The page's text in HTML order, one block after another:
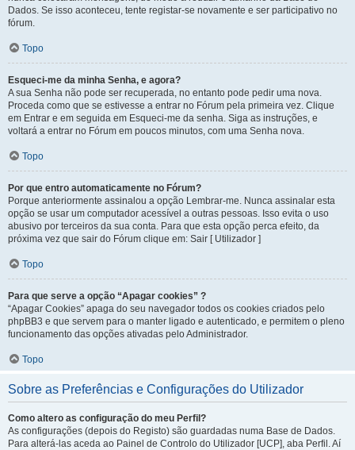
Dados. Se isso aconteceu, tente registar-se novamente e ser participativo no
fórum.
Topo
Esqueci-me da minha Senha, e agora?
A sua Senha não pode ser recuperada, no entanto pode pedir uma nova.
Proceda como que se estivesse a entrar no Fórum pela primeira vez. Clique
em Entrar e em seguida em Esqueci-me da senha. Siga as instruções, e
voltará a entrar no Fórum em poucos minutos, com uma Senha nova.
Topo
Por que entro automaticamente no Fórum?
Porque anteriormente assinalou a opção Lembrar-me. Nunca assinalar esta
opção se usar um computador acessível a outras pessoas. Isso evita o uso
abusivo por terceiros da sua conta. Para que esta opção perca efeito, da
próxima vez que sair do Fórum clique em: Sair [ Utilizador ]
Topo
Para que serve a opção “Apagar cookies” ?
“Apagar Cookies” apaga do seu navegador todos os cookies criados pelo
phpBB3 e que servem para o manter ligado e autenticado, e permitem o pleno
funcionamento das opções ativadas pelo Administrador.
Topo
Sobre as Preferências e Configurações do Utilizador
Como altero as configuração do meu Perfil?
As configurações (depois do Registo) são guardadas numa Base de Dados.
Para alterá-las aceda ao Painel de Controlo do Utilizador [UCP], aba Perfil. Aí